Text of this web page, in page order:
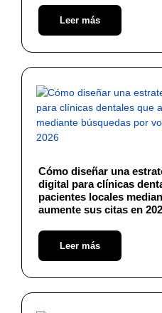
Leer más
Cómo diseñar una
digital para clínicas
pacientes locales
aumente sus citas en
Leer más